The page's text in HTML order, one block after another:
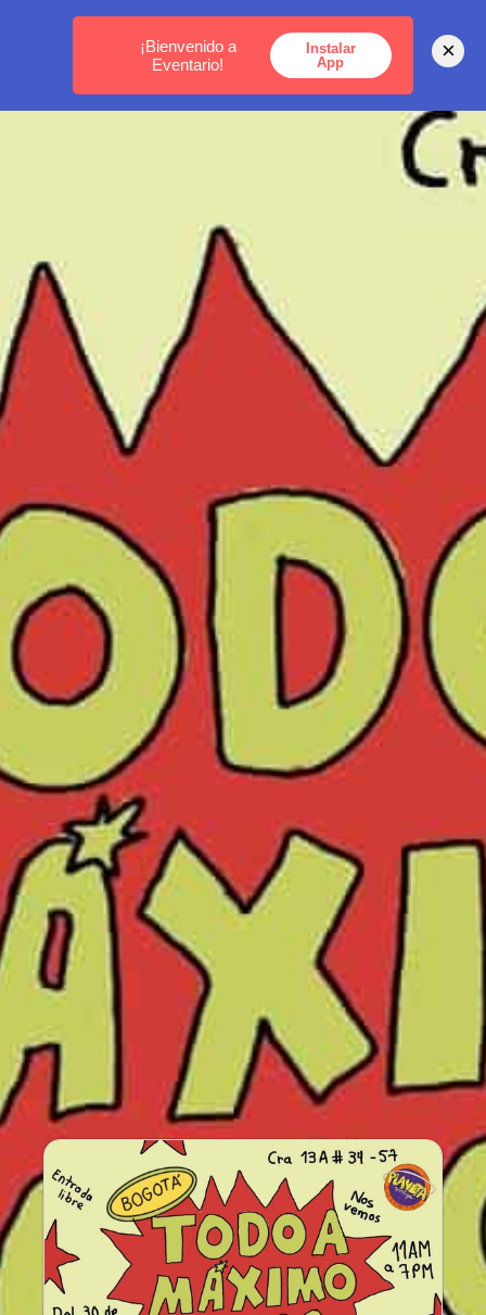
MEDELLÍN - BOGOTÁ - CARTAGENA
¡Bienvenido a
Eventario!
Instalar
App
×